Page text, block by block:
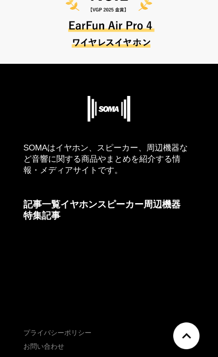
SOMAはイヤホン、スピーカー、周辺機器な
ど音響に関する商品やまとめを紹介する情
報・メディアサイトです。
記事一覧イヤホンスピーカー周辺機器
特集記事
プライバシーポリシー
お問い合わせ